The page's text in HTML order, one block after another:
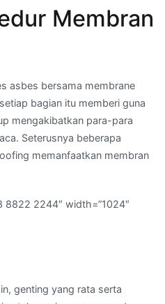
Membran
asbes bersama membrane
bagian itu memberi guna
mengakibatkan para-para
Seterusnya beberapa
memanfaatkan membran
2244″ width=”1024″
genting yang rata serta